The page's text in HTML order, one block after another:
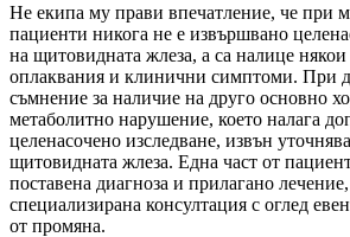
Не екипа му прави впечатление, че при
пациенти никога не е извършвано
на щитовидната жлеза, а са налице
оплаквания и клинични симптоми. При
съмнение за наличие на друго основно
метаболитно нарушение, което налага
целенасочено изследване, извън
щитовидната жлеза. Една част от
поставена диагноза и прилагано
специализирана консултация с оглед
от промяна.